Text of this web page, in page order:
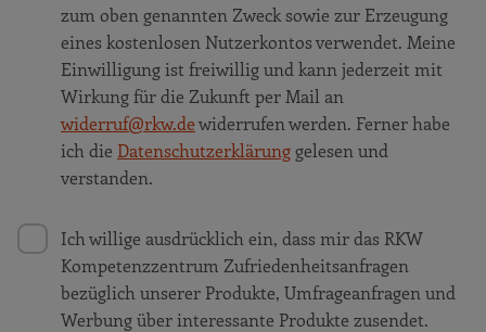
zum oben genannten Zweck sowie zur Erzeugung
eines kostenlosen Nutzerkontos verwendet. Meine
Einwilligung ist freiwillig und kann jederzeit mit
Wirkung für die Zukunft per Mail an
widerruf@rkw.dewiderrufen werden. Ferner habe
ich die Datenschutzerklärunggelesen und
verstanden.
Ich willige ausdrücklich ein, dass mir das RKW
Kompetenzzentrum Zufriedenheitsanfragen
bezüglich unserer Produkte, Umfrageanfragen und
Werbung über interessante Produkte zusendet.